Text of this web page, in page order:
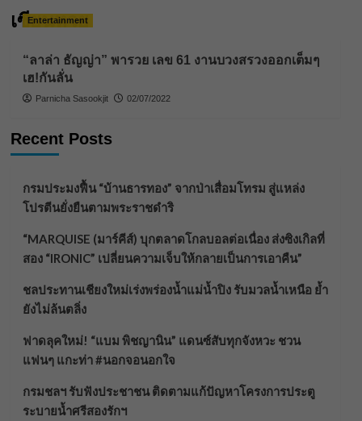
เซียนหวย
Entertainment
“ลาล่า ธัญญ่า” พารวย เลข 61 งานบวงสรวงออกเต็มๆ
เฮ!กันลั่น
Parnicha Sasookjit 02/07/2022
Recent Posts
กรมประมงฟื้น “บ้านธารทอง” จากป่าเสื่อมโทรม สู่แหล่ง
โปรตีนยั่งยืนตามพระราชดำริ
“MARQUISE (มาร์คีส์) บุกตลาดโกลบอลต่อเนื่อง ส่งซิงเกิลที่
สอง “IRONIC” เปลี่ยนความเจ็บให้กลายเป็นการเอาคืน”
ชลประทานเชียงใหม่เร่งพร่องน้ำแม่น้ำปิง รับมวลน้ำเหนือ ย้ำ
ยังไม่ล้นตลิ่ง
ฟาดลุคใหม่! “แบม พิชญานิน” แดนซ์สับทุกจังหวะ ชวน
แฟนๆ แกะท่า #นอกจอนอกใจ
กรมชลฯ รับฟังประชาชน ติดตามแก้ปัญหาโครงการประตู
ระบายน้ำศรีสองรักฯ